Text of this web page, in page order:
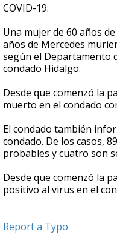
COVID-19.
Una mujer de 60 años
años de Mercedes
según el Departamento
condado Hidalgo.
Desde que comenzó la
muerto en el condado
El condado también
condado. De los casos,
probables y cuatro son
Desde que comenzó la
positivo al virus en el
Report a Typo